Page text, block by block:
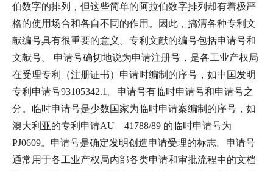
伯数字的排列，但这些简单的阿拉伯数字排列却有着极严
格的使用场合和各自不同的作用。因此，搞清各种专利文
献编号具有很重要的意义。专利文献的编号包括申请号和
文献号。 申请号确切地说为申请注册号，是各工业产权局
在受理专利（注册证书）申请时编制的序号，如中国发明
专利申请号93105342.1。申请号有临时申请号和申请号之
分。临时申请号是少数国家为临时申请案编制的序号，如
澳大利亚的专利申请AU—41788/89 的临时申请号为
PJ0609。申请号是确定发明创造申请受理的标志。申请号
通常用于各工业产权局内部各类申请和审批流程中的文档